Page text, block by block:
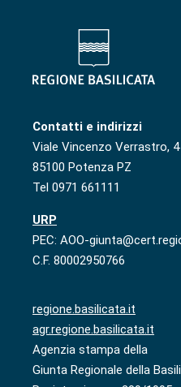
Contatti e indirizzi
Viale Vincenzo Verrastro, 4
85100 Potenza PZ
Tel 0971 661111
URP
PEC: AOO-
C.F. 80002950766
regione.basilicata.it
agr.regione.basilicata.it
Agenzia stampa della
Giunta Regionale della